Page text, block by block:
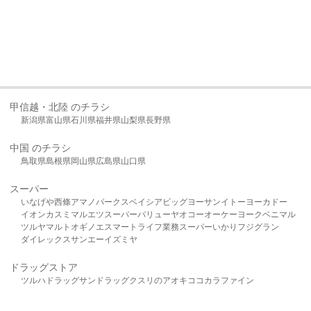
甲信越・北陸 のチラシ
新潟県富山県石川県福井県山梨県長野県
中国 のチラシ
鳥取県島根県岡山県広島県山口県
スーパー
いなげや西條アマノパークスベイシア ビッグヨーサンイトーヨーカドー
イオンカスミ マルエツスーパーバリューヤオコーオーケー ヨークベニマル
ツルヤマルト オギノ エスマート ライフ業務スーパーいかり フジグラン
ダイレックスサンエーイズミヤ
ドラッグストア
ツルハドラッグサンドラッグクスリのアオキ ココカラファイン